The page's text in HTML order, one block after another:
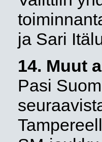
ja Sari
14. Muut
Pasi